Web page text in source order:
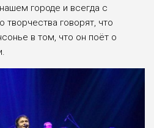
городе и всегда с
творчества говорят, что
в том, что он поёт о